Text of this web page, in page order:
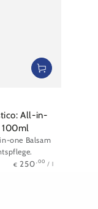
All-in-
100ml
one Balsam
Stückpreis
€ 250 ,00 / pro
l